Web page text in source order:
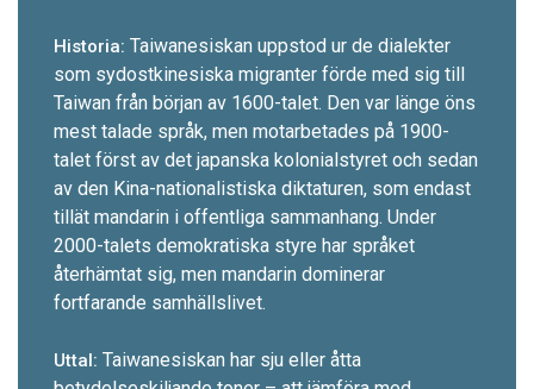
Historia: Taiwanesiskan uppstod ur de dialekter
som sydost­kinesiska migranter förde med sig till
Taiwan från början av 1600-t­alet. Den var länge öns
mest talade språk, men motarbetades på 1900-
talet först av det japanska kolonialstyret och sedan
av den Kina-nationalistiska diktaturen, som endast
tillät mandarin i offentliga sammanhang. Under
2000-talets demokratiska styre har språket
återhämtat sig, men mandarin dominerar
fortfarande samhällslivet.
Uttal: Taiwanesiskan har sju eller åtta